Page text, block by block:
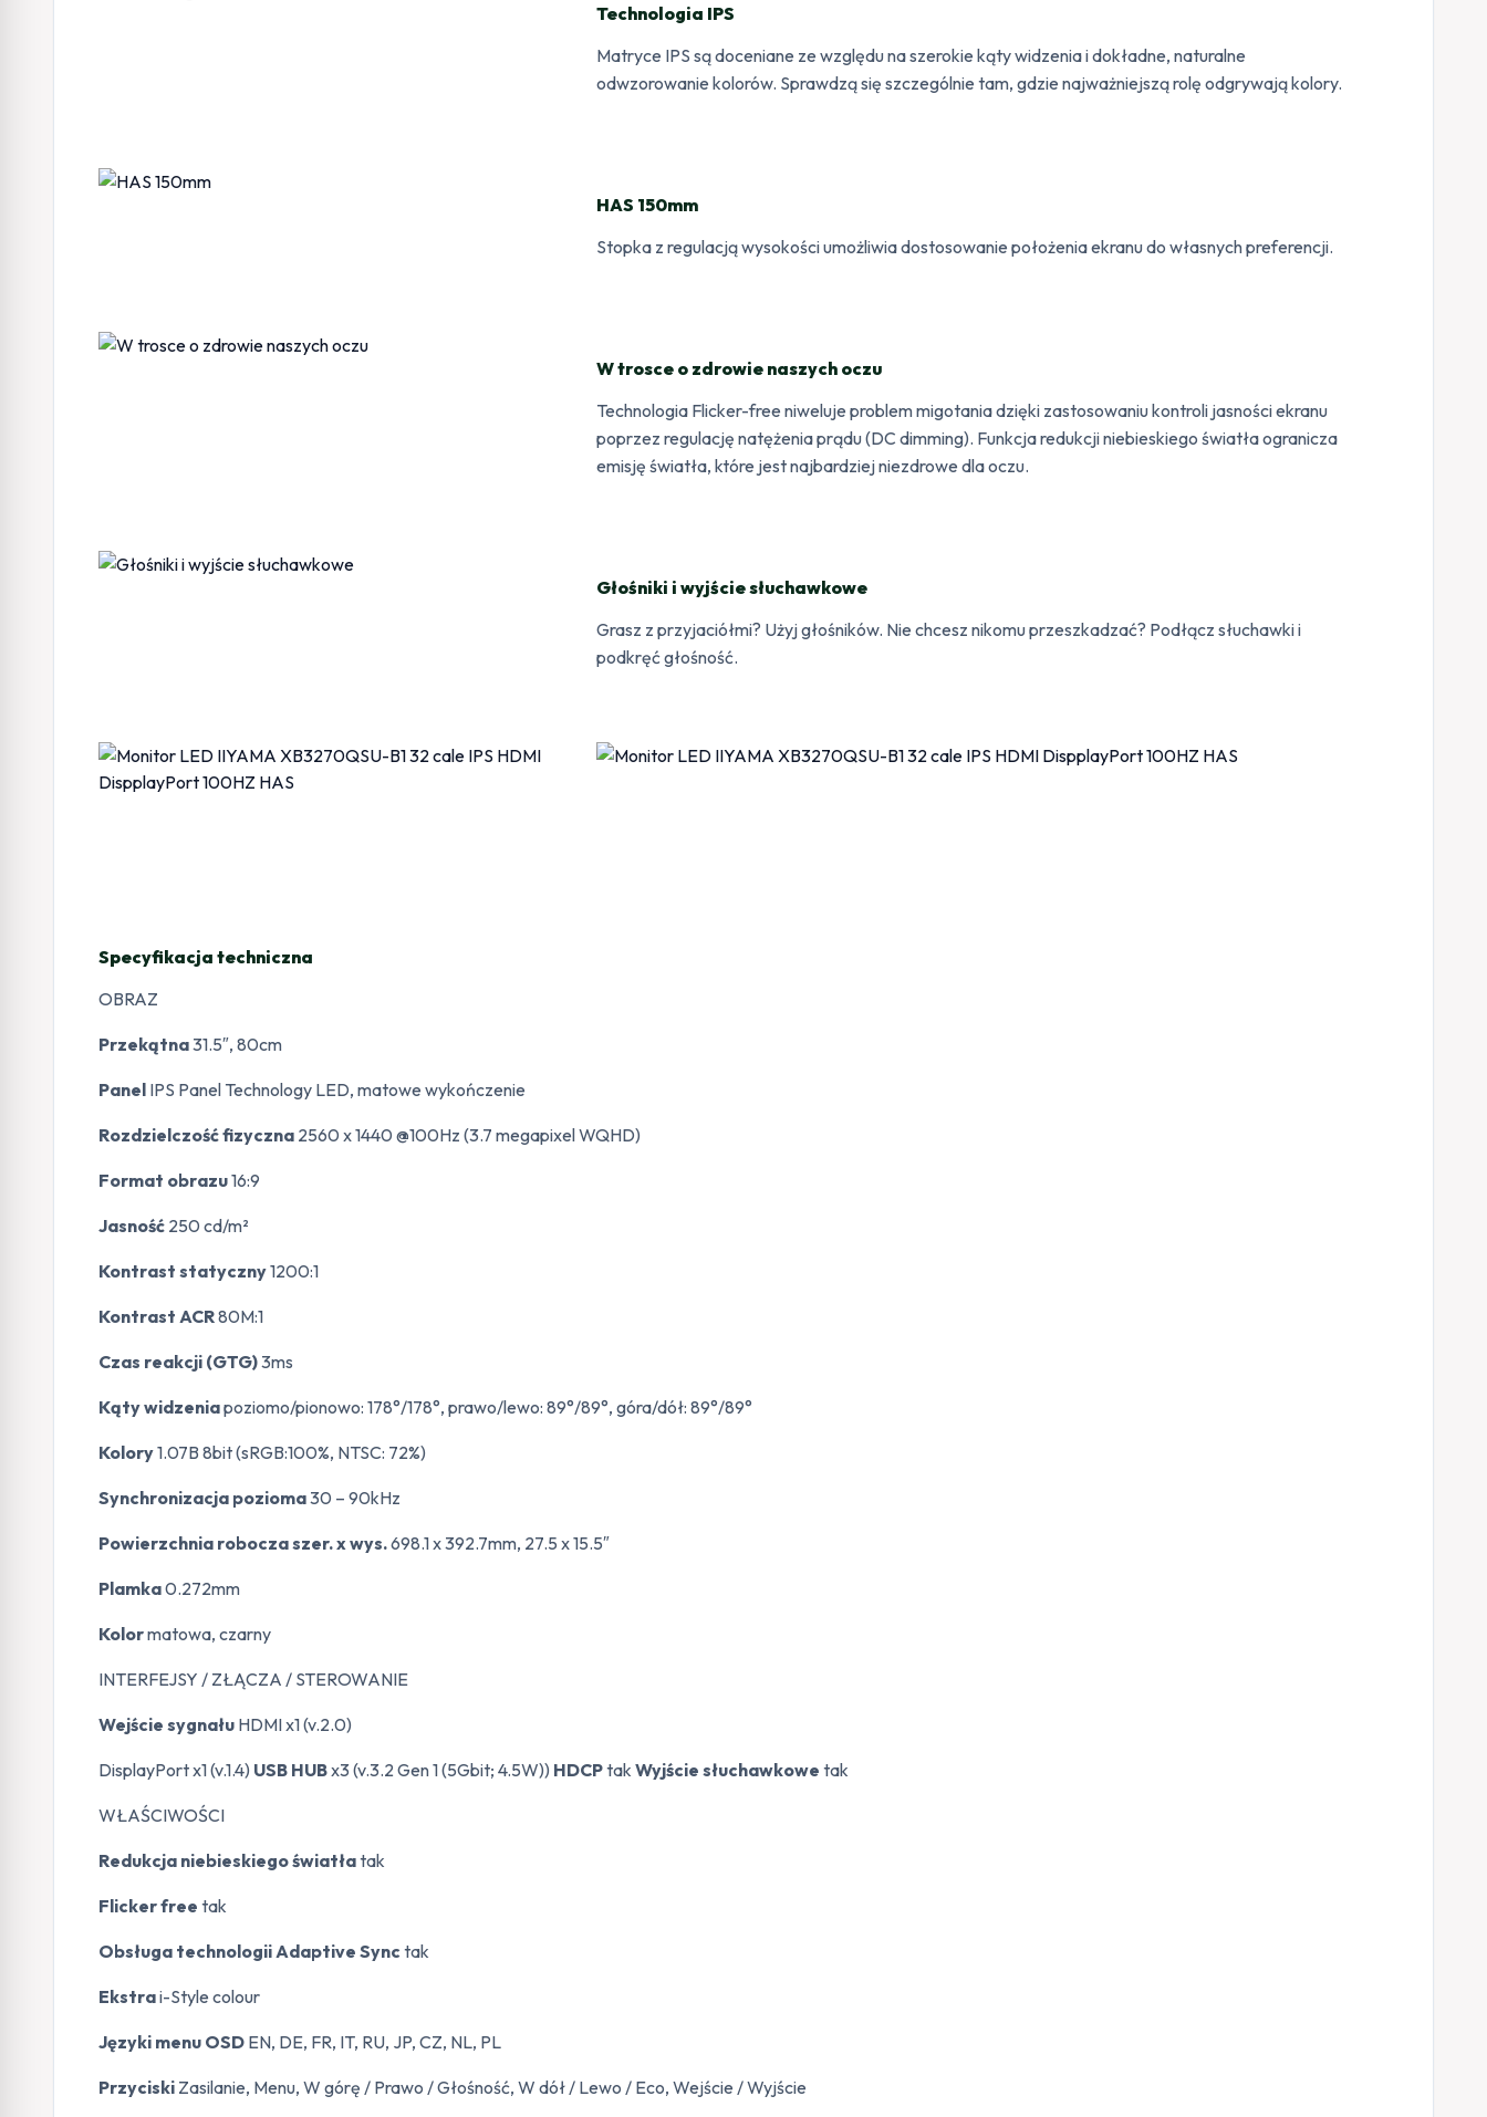
Technologia IPS
Matryce IPS są doceniane ze względu na szerokie kąty widzenia i dokładne, naturalne
odwzorowanie kolorów. Sprawdzą się szczególnie tam, gdzie najważniejszą rolę odgrywają kolory.
HAS 150mm
Stopka z regulacją wysokości umożliwia dostosowanie położenia ekranu do własnych preferencji.
W trosce o zdrowie naszych oczu
Technologia Flicker-free niweluje problem migotania dzięki zastosowaniu kontroli jasności ekranu
poprzez regulację natężenia prądu (DC dimming). Funkcja redukcji niebieskiego światła ogranicza
emisję światła, które jest najbardziej niezdrowe dla oczu.
Głośniki i wyjście słuchawkowe
Grasz z przyjaciółmi? Użyj głośników. Nie chcesz nikomu przeszkadzać? Podłącz słuchawki i
podkręć głośność.
Specyfikacja techniczna
OBRAZ
Przekątna31.5″, 80cm
Panel IPS Panel Technology LED, matowe wykończenie
Rozdzielczość fizyczna 2560 x 1440 @100Hz (3.7 megapixel WQHD)
Format obrazu16:9
Jasność 250 cd/m²
Kontrast statyczny1200:1
Kontrast ACR80M:1
Czas reakcji (GTG)3ms
Kąty widzeniapoziomo/pionowo: 178°/178°, prawo/lewo: 89°/89°, góra/dół: 89°/89°
Kolory1.07B 8bit (sRGB:100%, NTSC: 72%)
Synchronizacja pozioma30 – 90kHz
Powierzchnia robocza szer. x wys.698.1 x 392.7mm, 27.5 x 15.5″
Plamka0.272mm
Kolormatowa, czarny
INTERFEJSY / ZŁĄCZA / STEROWANIE
Wejście sygnału HDMI x1 (v.2.0)
DisplayPort x1 (v.1.4) USB HUBx3 (v.3.2 Gen 1 (5Gbit; 4.5W)) HDCPtak Wyjście słuchawkowe tak
WŁAŚCIWOŚCI
Redukcja niebieskiego światłatak
Flicker free tak
Obsługa technologii Adaptive Synctak
Ekstrai-Style colour
Języki menu OSD EN, DE, FR, IT, RU, JP, CZ, NL, PL
Przyciski Zasilanie, Menu, W górę / Prawo / Głośność, W dół / Lewo / Eco, Wejście / Wyjście